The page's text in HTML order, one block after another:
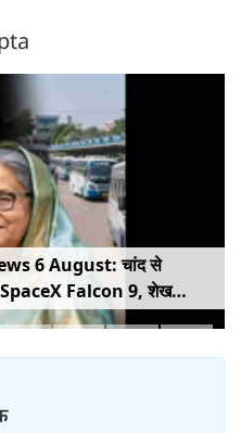
6 August: चांद से
SpaceX Falcon 9, शेख
घर वापसी का ऐलान, MP में बस